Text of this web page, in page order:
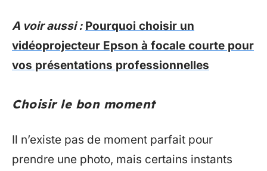
A voir aussi : Pourquoi choisir un
vidéoprojecteur Epson à focale courte pour
vos présentations professionnelles
Choisir le bon moment
Il n’existe pas de moment parfait pour
prendre une photo, mais certains instants